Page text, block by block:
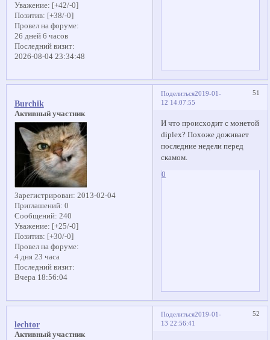
Уважение: [+42/-0]
Позитив: [+38/-0]
Провел на форуме:
26 дней 6 часов
Последний визит:
2026-08-04 23:34:48
Поделиться 51
2019-01-
12 14:07:55
Burchik
Активный участник
Зарегистрирован: 2013-02-04
Приглашений: 0
Сообщений: 240
Уважение: [+25/-0]
Позитив: [+30/-0]
Провел на форуме:
4 дня 23 часа
Последний визит:
Вчера 18:56:04
И что происходит с монетой
diplex? Похоже доживает
последние недели перед
скамом.
0
Поделиться 52
2019-01-
13 22:56:41
lechtor
Активный участник